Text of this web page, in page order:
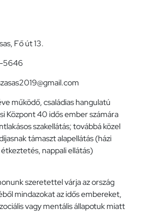
Fő út 13.
5646
működő, családias hangulatú
Központ 40 idős ember számára
szakellátás; továbbá közel
támaszt alapellátás (házi
nappali ellátás)
szeretettel várja az ország
mindazokat az idős embereket,
vagy mentális állapotuk miatt